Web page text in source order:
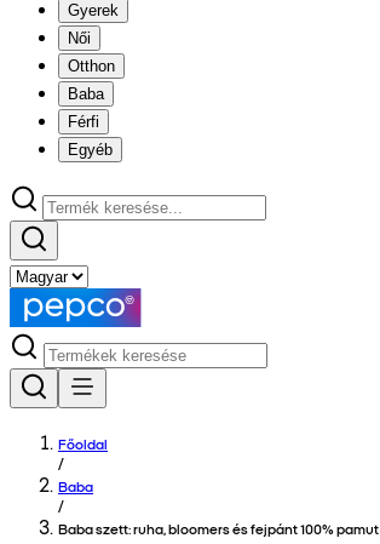
Gyerek
Női
Otthon
Baba
Férfi
Egyéb
Főoldal
/
Baba
/
Baba szett: ruha, bloomers és fejpánt 100% pamut